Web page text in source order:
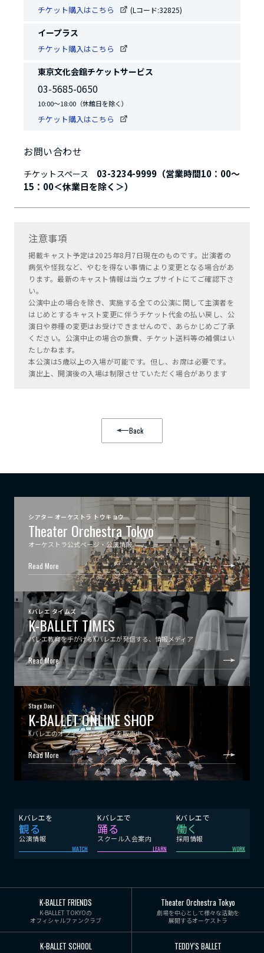
チケット購入はこちら (Lコード:32825)
イープラス
チケット購入はこちら
東京文化会館チケットサービス
03-5685-0650
10:00～18:00（休館日を除く）
チケット購入はこちら
お問い合わせ
チケットスペース 03-3234-9999（営業時間10：00～
15：00＜休業日を除く＞）
注意事項
掲載キャスト予定は2025年8月7日現在のものです。出演者の
病気や怪我など、やむを得ない事情により変更となる場合があ
ります。最新のキャスト情報は当ウェブサイトにてご確認下さ
い。
公演中止の場合を除き、実施する全ての公演に関して主演者を
はじめとするキャスト変更に伴うチケット代金の払い戻し、公
演日や券種の変更はお受けできませんので、あらかじめご了承
ください。公演中止の場合の旅費、チケット送料等の補償はい
たしかねます。
本公演は5歳以上の入場が可能です。但し、お席は必要です。
演出上、開演後の入場は制限させていただく場合があります
Back
シアター オーケストラ トウキョウ
Theater Orchestra Tokyo
オーケストラ公式ページ・公演情報
Read More
Kバレエ タイムズ
K-BALLET TIMES
バレエ教育を手がけるKバレエが発信する、情報メディア
Read More
Stage Door
K-BALLET ONLINE SHOP
Kバレエのオフィシャルグッズを販売中
Read More
Kバレエを
観る
公演情報
WATCH
Kバレエで
踊る
スクール入会案内
LEARN
Kバレエで
働く
採用情報
WORK
K-BALLET FRIENDS
K-BALLET TOKYOの
オフィシャルファンクラブ
Theater Orchestra Tokyo
劇場を中心として様々な活動を
展開するオーケストラ
K-BALLET SCHOOL TEDDY'S BALLET